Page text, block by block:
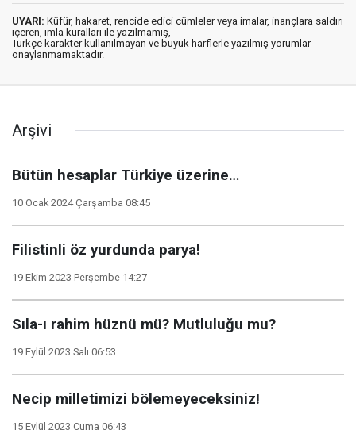
UYARI: Küfür, hakaret, rencide edici cümleler veya imalar, inançlara saldırı
içeren, imla kuralları ile yazılmamış,
Türkçe karakter kullanılmayan ve büyük harflerle yazılmış yorumlar
onaylanmamaktadır.
Arşivi
Bütün hesaplar Türkiye üzerine…
10 Ocak 2024 Çarşamba 08:45
Filistinli öz yurdunda parya!
19 Ekim 2023 Perşembe 14:27
Sıla-ı rahim hüznü mü? Mutluluğu mu?
19 Eylül 2023 Salı 06:53
Necip milletimizi bölemeyeceksiniz!
15 Eylül 2023 Cuma 06:43